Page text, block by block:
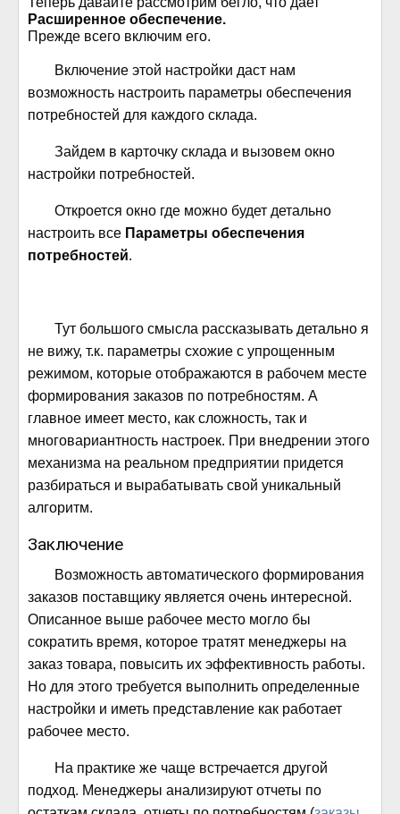
Расширенное обеспечение.
Прежде всего включим его.
Включение этой настройки даст нам
возможность настроить параметры обеспечения
потребностей для каждого склада.
Зайдем в карточку склада и вызовем окно
настройки потребностей.
Откроется окно где можно будет детально
настроить все Параметры обеспечения
потребностей.
Тут большого смысла рассказывать детально я
не вижу, т.к. параметры схожие с упрощенным
режимом, которые отображаются в рабочем месте
формирования заказов по потребностям. А
главное имеет место, как сложность, так и
многовариантность настроек. При внедрении этого
механизма на реальном предприятии придется
разбираться и вырабатывать свой уникальный
алгоритм.
Заключение
Возможность автоматического формирования
заказов поставщику является очень интересной.
Описанное выше рабочее место могло бы
сократить время, которое тратят менеджеры на
заказ товара, повысить их эффективность работы.
Но для этого требуется выполнить определенные
настройки и иметь представление как работает
рабочее место.
На практике же чаще встречается другой
подход. Менеджеры анализируют отчеты по